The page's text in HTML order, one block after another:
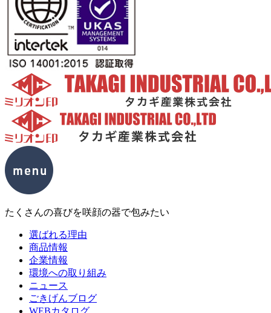
たくさんの喜びを咲顔の器で包みたい
選ばれる理由
商品情報
企業情報
環境への取り組み
ニュース
ごきげんブログ
WEBカタログ